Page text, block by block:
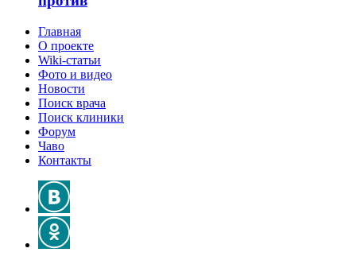
Главная
О проекте
Wiki-статьи
Фото и видео
Новости
Поиск врача
Поиск клиники
Форум
Чаво
Контакты